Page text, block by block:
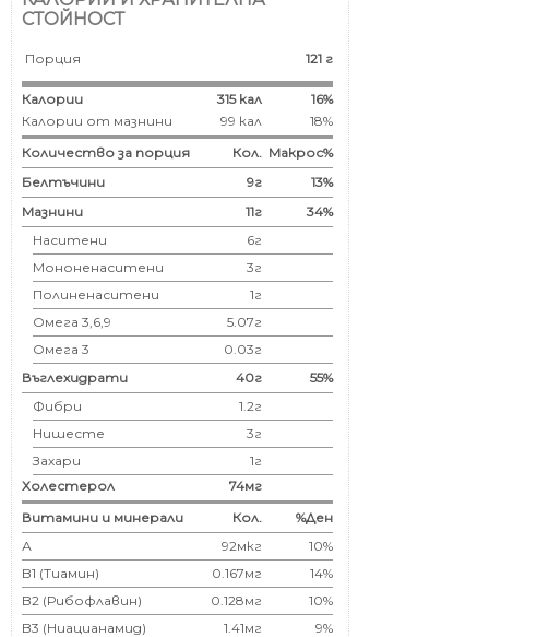
СТОЙНОСТ
Порция 121 г
Калории 315кал
16%
Калории от мазнини
99 кал
18%
Количество за порция
Кол. Макрос%
Белтъчини
9г
13%
Мазнини
11г
34%
Наситени
6г
Мононенаситени
3г
Полиненаситени
1г
Омега 3,6,9
5.07г
Омега 3
0.03г
Въглехидрати
40г
55%
Фибри
1.2г
Нишесте
3г
Захари
1г
Холестерол
74мг
Витамини и минерали
Кол.
%Ден
А
92мкг
10%
B1 (Тиамин)
0.167мг
14%
B2 (Рибофлавин)
0.128мг
10%
B3 (Ниацианамид)
1.41мг
9%